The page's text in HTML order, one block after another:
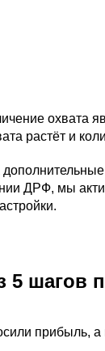
охвата
растёт и
ДРФ, мы
5 шагов
прибыль, а